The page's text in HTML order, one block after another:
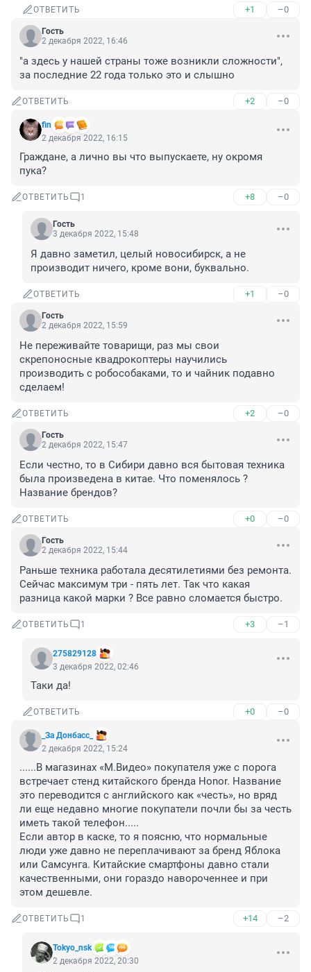
ОТВЕТИТЬ +1 –0
Гость
2 декабря 2022, 16:46
"а здесь у нашей страны тоже возникли сложности",
за последние 22 года только это и слышно
ОТВЕТИТЬ +2 –0
fin
2 декабря 2022, 16:15
Граждане, а лично вы что выпускаете, ну окромя
пука?
ОТВЕТИТЬ 1 +8 –0
Гость
3 декабря 2022, 15:48
Я давно заметил, целый новосибирск, а не
производит ничего, кроме вони, буквально.
ОТВЕТИТЬ +1 –0
Гость
2 декабря 2022, 15:59
Не переживайте товарищи, раз мы свои
скрепоносные квадрокоптеры научились
производить с робособаками, то и чайник подавно
сделаем!
ОТВЕТИТЬ +2 –0
Гость
2 декабря 2022, 15:47
Если честно, то в Сибири давно вся бытовая техника
была произведена в китае. Что поменялось ?
Название брендов?
ОТВЕТИТЬ +0 –0
Гость
2 декабря 2022, 15:44
Раньше техника работала десятилетиями без ремонта.
Сейчас максимум три - пять лет. Так что какая
разница какой марки ? Все равно сломается быстро.
ОТВЕТИТЬ 1 +3 –1
275829128
3 декабря 2022, 02:46
Таки да!
ОТВЕТИТЬ +0 –0
_За Донбасс_
2 декабря 2022, 15:24
......В магазинах «М.Видео» покупателя уже с порога
встречает стенд китайского бренда Honor. Название
это переводится с английского как «честь», но вряд
ли еще недавно многие покупатели почли бы за честь
иметь такой телефон.....
Если автор в каске, то я поясню, что нормальные
люди уже давно не переплачивают за бренд Яблока
или Самсунга. Китайские смартфоны давно стали
качественными, они гораздо навороченнее и при
этом дешевле.
ОТВЕТИТЬ 1 +14 –2
Tokyo_nsk
2 декабря 2022, 20:30